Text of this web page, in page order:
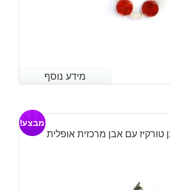
מידע נוסף
מידע נוסף
עם אבן מרכזית אופלית
מבצע!